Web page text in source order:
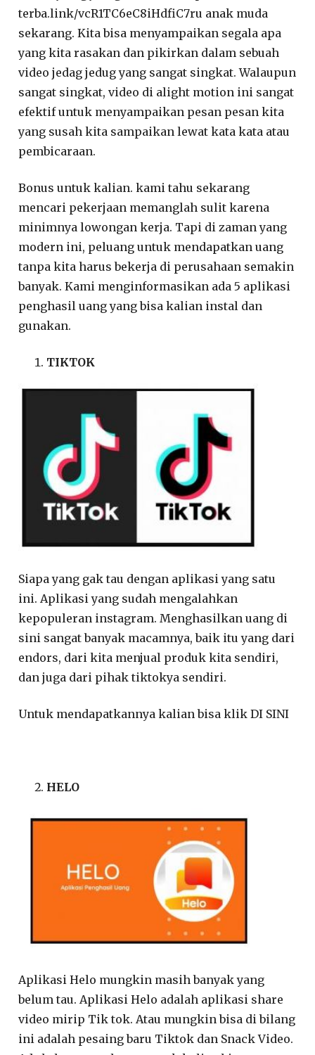
terba.link/vcR1TC6eC8iHdfiC7ru anak muda
sekarang. Kita bisa menyampaikan segala apa
yang kita rasakan dan pikirkan dalam sebuah
video jedag jedug yang sangat singkat. Walaupun
sangat singkat, video di alight motion ini sangat
efektif untuk menyampaikan pesan pesan kita
yang susah kita sampaikan lewat kata kata atau
pembicaraan.
Bonus untuk kalian. kami tahu sekarang
mencari pekerjaan memanglah sulit karena
minimnya lowongan kerja. Tapi di zaman yang
modern ini, peluang untuk mendapatkan uang
tanpa kita harus bekerja di perusahaan semakin
banyak. Kami menginformasikan ada 5 aplikasi
penghasil uang yang bisa kalian instal dan
gunakan.
TIKTOK
Siapa yang gak tau dengan aplikasi yang satu
ini. Aplikasi yang sudah mengalahkan
kepopuleran instagram. Menghasilkan uang di
sini sangat banyak macamnya, baik itu yang dari
endors, dari kita menjual produk kita sendiri,
dan juga dari pihak tiktokya sendiri.
Untuk mendapatkannya kalian bisa klik DI SINI
HELO
Aplikasi Helo mungkin masih banyak yang
belum tau. Aplikasi Helo adalah aplikasi share
video mirip Tik tok. Atau mungkin bisa di bilang
ini adalah pesaing baru Tiktok dan Snack Video.